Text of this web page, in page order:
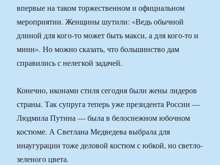
впервые на таком торжественном и официальном
мероприятии. Женщины шутили: «Ведь обычной
длиной для кого-то может быть макси, а для кого-то и
мини». Но можно сказать, что большинство дам
справились с нелегкой задачей.
Конечно, иконами стиля сегодня были жены лидеров
страны. Так супруга теперь уже президента России —
Людмила Путина — была в белоснежном юбочном
костюме. А Светлана Медведева выбрала для
инаугурации тоже деловой костюм с юбкой, но светло-
зеленого цвета.